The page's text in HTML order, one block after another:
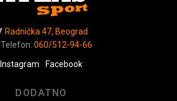
Radnička 47, Beograd
Telefon: 060/512-94-66
Instagram
Facebook
DODATNO